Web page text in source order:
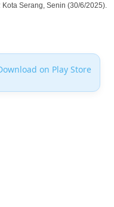
Serang, Senin (30/6/2025).